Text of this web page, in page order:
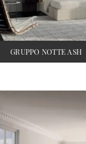
GRUPPO NOTTE ASH